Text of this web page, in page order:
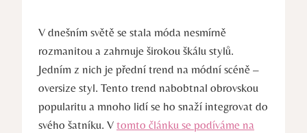
V dnešním světě se stala móda nesmírně
rozmanitou a zahrnuje širokou škálu stylů.
Jedním z nich je přední trend na módní scéně –
oversize styl. Tento trend nabobtnal obrovskou
popularitu a mnoho lidí se ho snaží integrovat do
svého šatníku. V tomto článku se podíváme na